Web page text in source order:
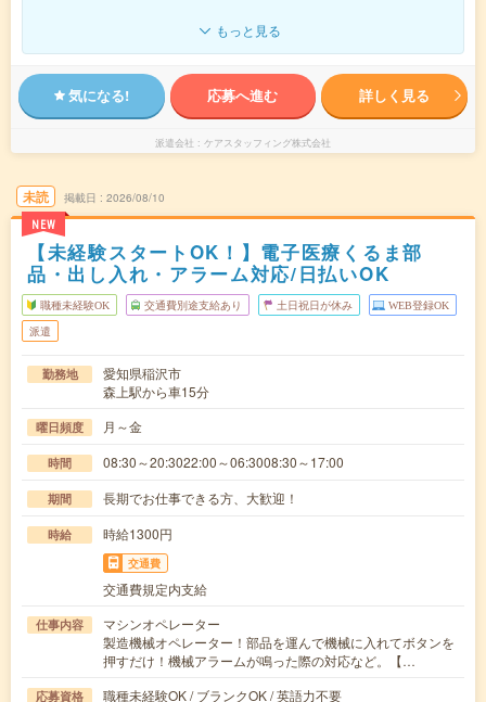
もっと見る
気になる! 応募へ進む 詳しく見る
派遣会社 ケアスタッフィング株式会社
未読
NEW
掲載日 2026/08/10
【未経験スタートOK！】電子医療くるま部
品・出し入れ・アラーム対応/日払いOK
職種未経験OK 交通費別途支給あり 土日祝日が休み WEB登録OK
派遣
勤務地
愛知県稲沢市
森上駅から車15分
曜日頻度 月～金
時間 08:30～20:3022:00～06:3008:30～17:00
期間 長期でお仕事できる方、大歓迎！
時給 時給1300円
交通費
交通費規定内支給
仕事内容
マシンオペレーター
製造機械オペレーター！部品を運んで機械に入れてボタンを
押すだけ！機械アラームが鳴った際の対応など。【…
応募資格 職種未経験OK / ブランクOK / 英語力不要